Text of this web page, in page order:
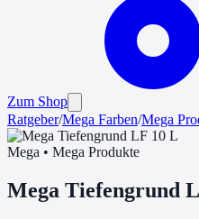
Zum Shop
Ratgeber/Mega Farben/Mega
Mega • Mega Produkte
Mega Tiefengrund